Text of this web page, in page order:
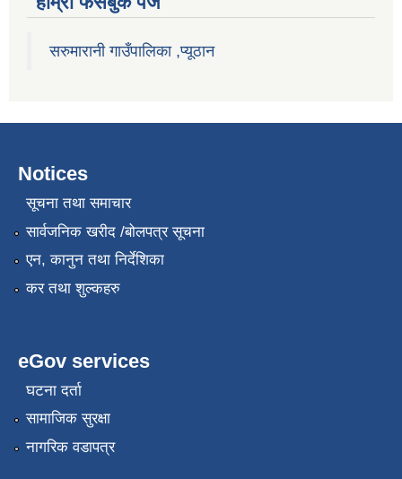
सरुमारानी गाउँपालिका ,प्यूठान
Notices
सूचना तथा समाचार
सार्वजनिक खरीद /बोलपत्र सूचना
एन, कानुन तथा निर्देशिका
कर तथा शुल्कहरु
eGov services
घटना दर्ता
सामाजिक सुरक्षा
नागरिक वडापत्र